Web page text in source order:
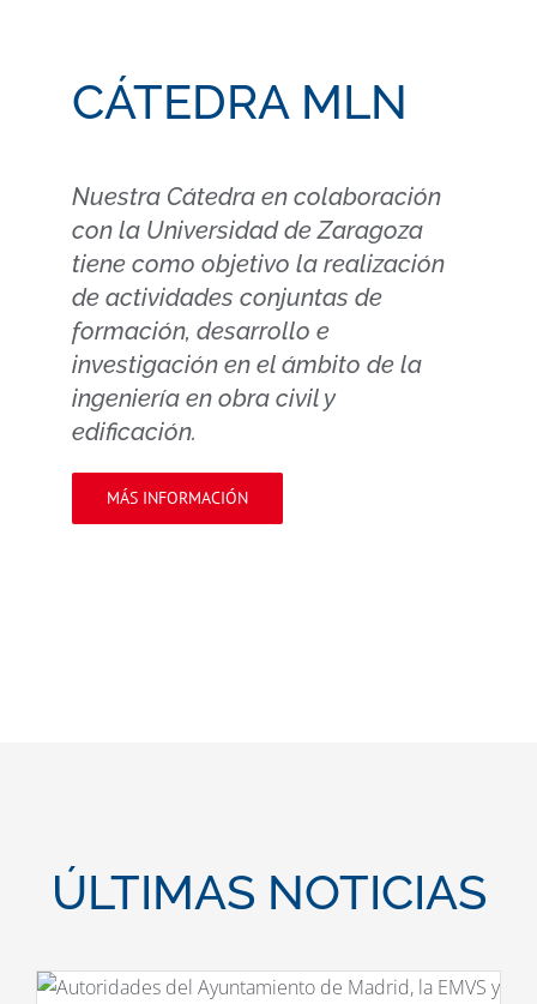
CÁTEDRA MLN
Nuestra Cátedra en colaboración
con la Universidad de Zaragoza
tiene como objetivo la realización
de actividades conjuntas de
formación, desarrollo e
investigación en el ámbito de la
ingeniería en obra civil y
edificación.
MÁS INFORMACIÓN
ÚLTIMAS NOTICIAS